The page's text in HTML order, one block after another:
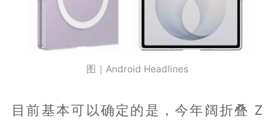
图｜Android Headlines
目前基本可以确定的是，今年阔折叠 Z